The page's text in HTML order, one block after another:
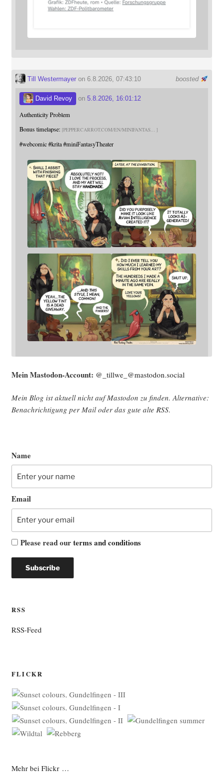
boosted
Till Westermayeron 6.8.2026, 07:43:10
David Revoy on 5.8.2026, 16:01:12
Authenticity Problem
Bonus timelapse: PEPPERCARROT.COM/EN/MINIFANTAS
#webcomic #krita #miniFantasyTheater
Mein Mast­o­don-Account: @_tillwe_@mastodon.social
Mein Blog ist aktu­ell nicht auf Mast­o­don zu fin­den. Alter­na­ti­ve:
Benach­rich­ti­gung per Mail oder das gute alte RSS.
Name
Email
Please read ourterms and conditions
RSS
RSS-Feed
FLICKR
Mehr bei Flickr …